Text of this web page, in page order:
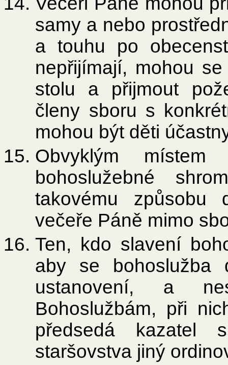
samy a nebo
a touhu po
nepřijímají, mohou
stolu a přijmout
členy sboru s
mohou být děti
Obvyklým
bohoslužebné
takovému způsobu
večeře Páně mimo
Ten, kdo slavení
aby se bohoslužba
ustanovení, a
Bohoslužbám, při
předsedá kazatel
staršovstva jiný